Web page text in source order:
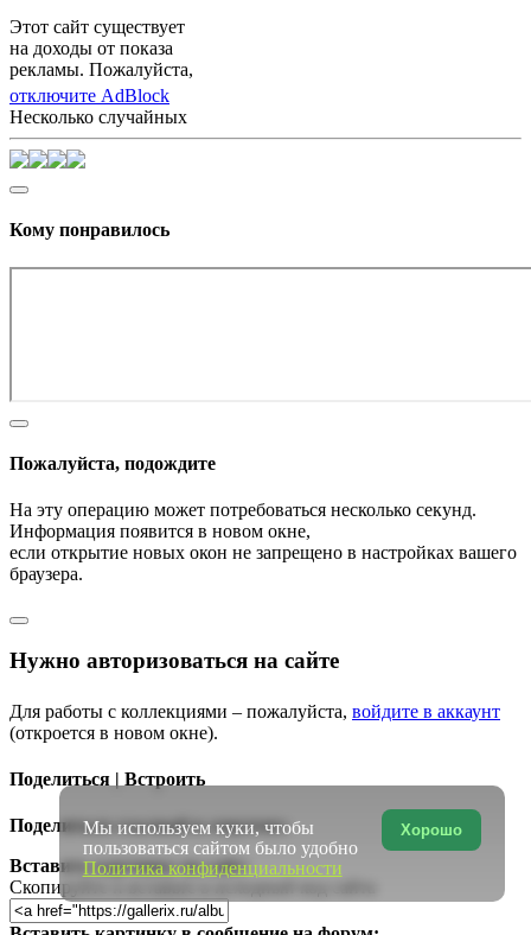
Этот сайт существует
на доходы от показа
рекламы. Пожалуйста,
отключите AdBlock
Несколько случайных
Кому понравилось
Пожалуйста, подождите
На эту операцию может потребоваться несколько секунд.
Информация появится в новом окне,
если открытие новых окон не запрещено в настройках вашего
браузера.
Нужно авторизоваться на сайте
Для работы с коллекциями – пожалуйста, войдите в аккаунт
(откроется в новом окне).
Поделиться | Встроить
Поделиться ссылкой в соцсетях:
Вставить картинку на сайт:
Скопируйте и вставьте в исходный код сайта
Хорошо
Мы используем куки, чтобы
пользоваться сайтом было удобно
Политика конфиденциальности